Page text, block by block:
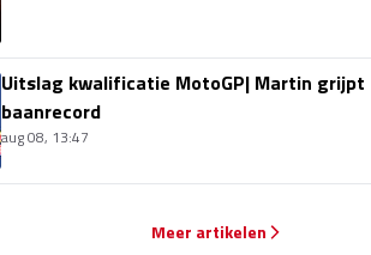
Uitslag kwalificatie MotoGP| Martin
baanrecord
aug 08, 13:47
Meer artikelen